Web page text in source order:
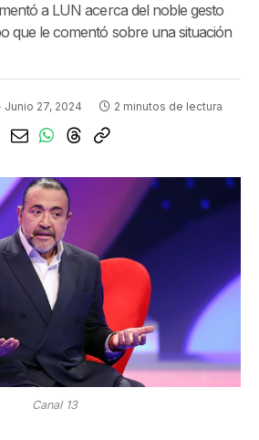
a LUN acerca del noble gesto
que le comentó sobre una situación
Junio 27, 2024 2 minutos de lectura
Canal 13